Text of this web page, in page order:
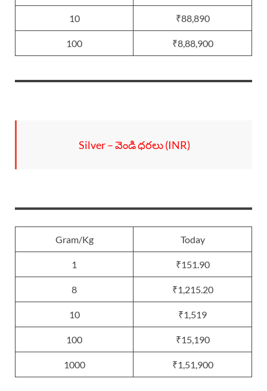
10 ₹88,890
100 ₹8,88,900
Silver – వెండి ధరలు (INR)
Gram/Kg Today
1 ₹151.90
8 ₹1,215.20
10 ₹1,519
100 ₹15,190
1000 ₹1,51,900